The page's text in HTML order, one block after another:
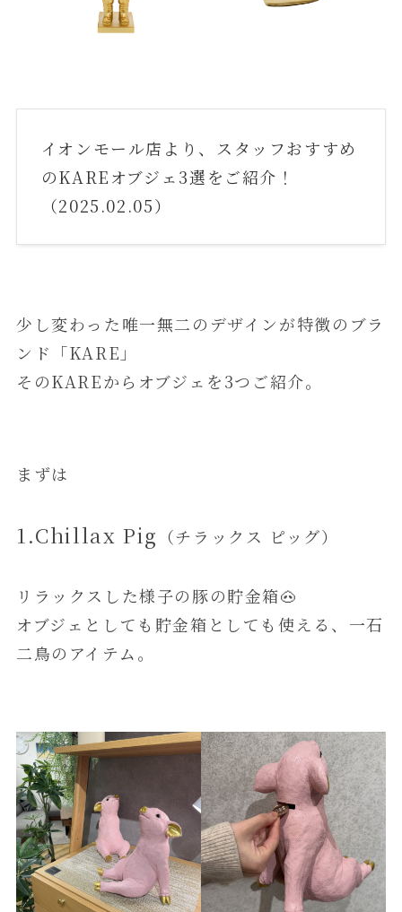
イオンモール店より、スタッフおすすめ
のKAREオブジェ3選をご紹介！
（2025.02.05）
少し変わった唯一無二のデザインが特徴のブラ
ンド「KARE」
そのKAREからオブジェを3つご紹介。
まずは
1.Chillax Pig （チラックス ピッグ）
リラックスした様子の豚の貯金箱🐽
オブジェとしても貯金箱としても使える、一石
二鳥のアイテム。